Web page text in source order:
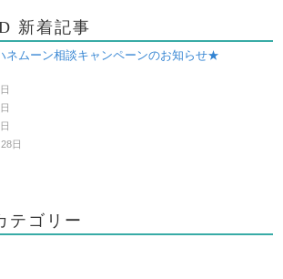
新着記事
ムーン相談キャンペーンのお知らせ★
日
テゴリー